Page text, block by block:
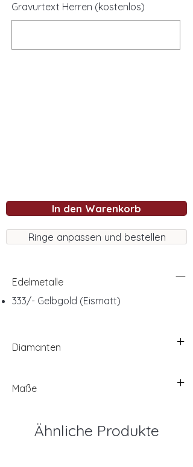
Gravurtext Herren (kostenlos)
In den Warenkorb
Ringe anpassen und bestellen
Edelmetalle
333/- Gelbgold (Eismatt)
Diamanten
Maße
Ähnliche Produkte